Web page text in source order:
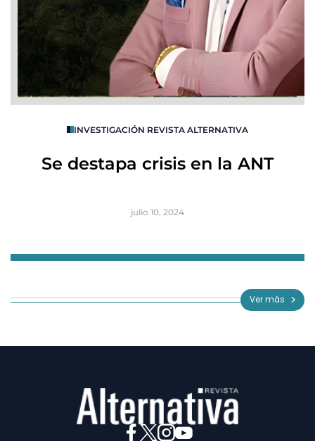
INVESTIGACIÓN REVISTA ALTERNATIVA
Se destapa crisis en la ANT
julio 10, 2024
3
Ver más